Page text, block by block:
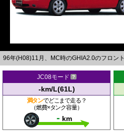
96年(H08)11月、MC時のGHIA2.0のフロント
JC08モード
-km/L(61L)
満タンでどこまで走る？
（燃費×タンク容量）
- km